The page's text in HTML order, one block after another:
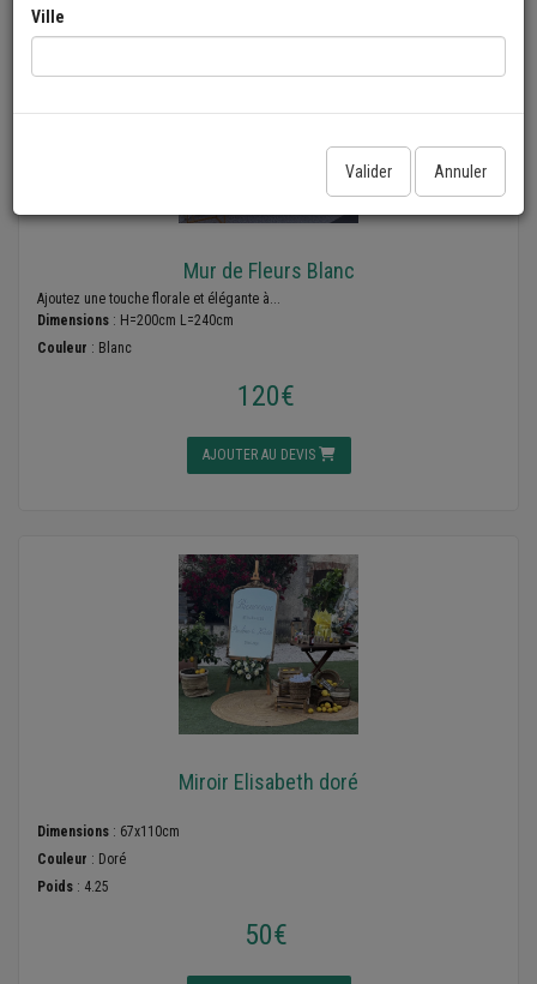
Ville
Valider Annuler
Mur de Fleurs Blanc
Ajoutez une touche florale et élégante à...
Dimensions : H=200cm L=240cm
Couleur : Blanc
120€
AJOUTER AU DEVIS
Miroir Elisabeth doré
Dimensions : 67x110cm
Couleur : Doré
Poids : 4.25
50€